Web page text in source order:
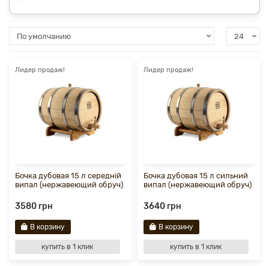
Лидер продаж!
Бочка дубовая 15 л середній
випал (нержавеющий обруч)
3580 грн
В корзину
купить в 1 клик
Лидер продаж!
Бочка дубовая 15 л сильний
випал (нержавеющий обруч)
3640 грн
В корзину
купить в 1 клик